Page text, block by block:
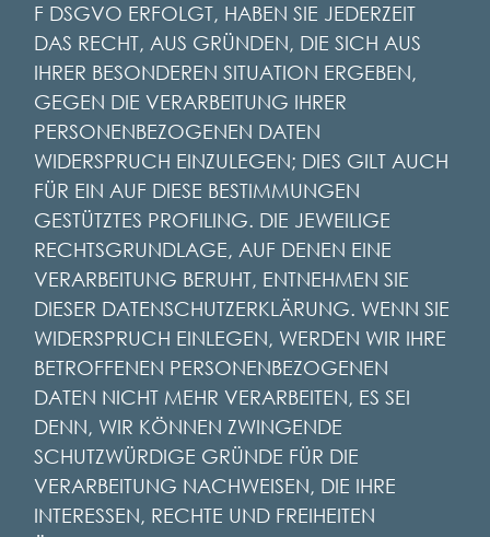
F DSGVO ERFOLGT, HABEN SIE JEDERZEIT
DAS RECHT, AUS GRÜNDEN, DIE SICH AUS
IHRER BESONDEREN SITUATION ERGEBEN,
GEGEN DIE VERARBEITUNG IHRER
PERSONENBEZOGENEN DATEN
WIDERSPRUCH EINZULEGEN; DIES GILT AUCH
FÜR EIN AUF DIESE BESTIMMUNGEN
GESTÜTZTES PROFILING. DIE JEWEILIGE
RECHTSGRUNDLAGE, AUF DENEN EINE
VERARBEITUNG BERUHT, ENTNEHMEN SIE
DIESER DATENSCHUTZERKLÄRUNG. WENN SIE
WIDERSPRUCH EINLEGEN, WERDEN WIR IHRE
BETROFFENEN PERSONENBEZOGENEN
DATEN NICHT MEHR VERARBEITEN, ES SEI
DENN, WIR KÖNNEN ZWINGENDE
SCHUTZWÜRDIGE GRÜNDE FÜR DIE
VERARBEITUNG NACHWEISEN, DIE IHRE
INTERESSEN, RECHTE UND FREIHEITEN